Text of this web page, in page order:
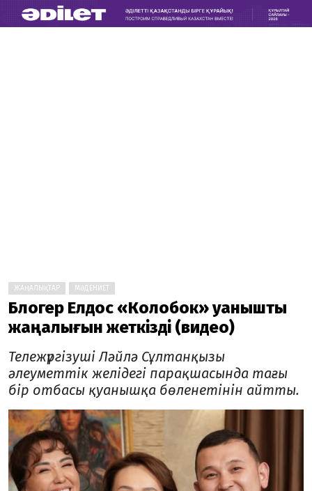
ЖАҢАЛЫҚТАР МӘДЕНИЕТ
Блогер Елдос «Колобок» қуанышты
жаңалығын жеткізді (видео)
Тележүргізуші Ләйлә Сұлтанқызы
әлеуметтік желідегі парақшасында тағы
бір отбасы қуанышқа бөленетінін айтты.